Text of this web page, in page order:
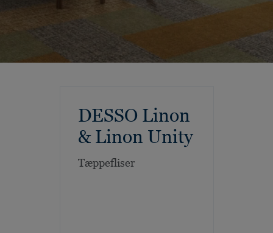
DESSO Linon
& Linon Unity
Tæppefliser